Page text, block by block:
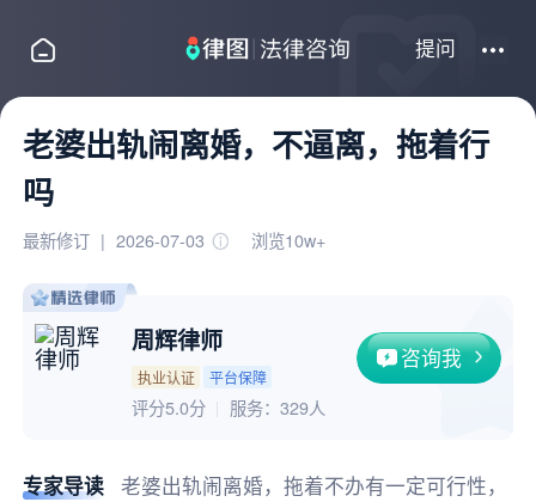
提问
老婆出轨闹离婚，不逼离，拖着行
吗
最新修订 | 2026-07-03 浏览10w+
周辉律师
执业认证 平台保障
咨询我
评分5.0分 服务： 329人
专家导读
老婆出轨闹离婚，拖着不办有一定可行性，